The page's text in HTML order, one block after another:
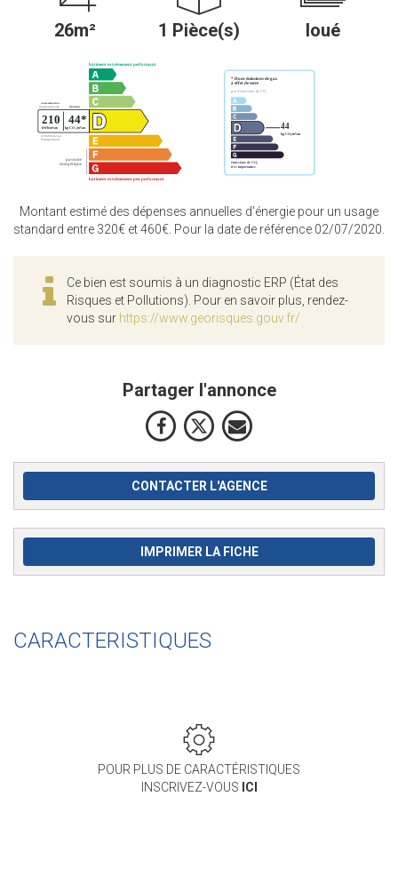
26m² 1 Pièce(s) loué
Montant estimé des dépenses annuelles d'énergie pour un usage
standard entre 320€ et 460€. Pour la date de référence 02/07/2020.
Ce bien est soumis à un diagnostic ERP (État des
Risques et Pollutions). Pour en savoir plus, rendez-
vous sur https://www.georisques.gouv.fr/
Partager l'annonce
CONTACTER L'AGENCE
IMPRIMER LA FICHE
CARACTERISTIQUES
POUR PLUS DE CARACTÉRISTIQUES
INSCRIVEZ-VOUS ICI